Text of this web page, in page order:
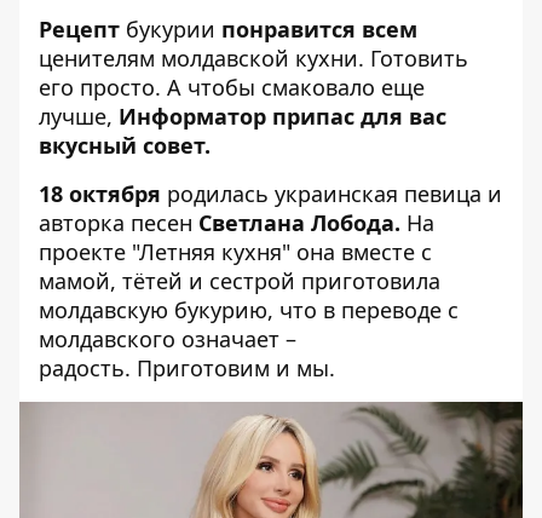
Рецепт букурии понравится всем
ценителям молдавской кухни. Готовить
его просто. А чтобы смаковало еще
лучше, Информатор припас для вас
вкусный совет.
18 октября родилась украинская певица и
авторка песен Светлана Лобода. На
проекте "Летняя кухня" она вместе с
мамой, тётей и сестрой приготовила
молдавскую букурию, что в переводе с
молдавского означает –
радость. Приготовим и мы.